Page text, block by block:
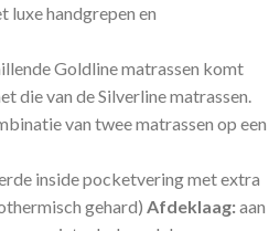
luxe handgrepen en
Goldline matrassen komt
die van de Silverline matrassen.
van twee matrassen op een
inside pocketvering met extra
gehard) Afdeklaag:aan